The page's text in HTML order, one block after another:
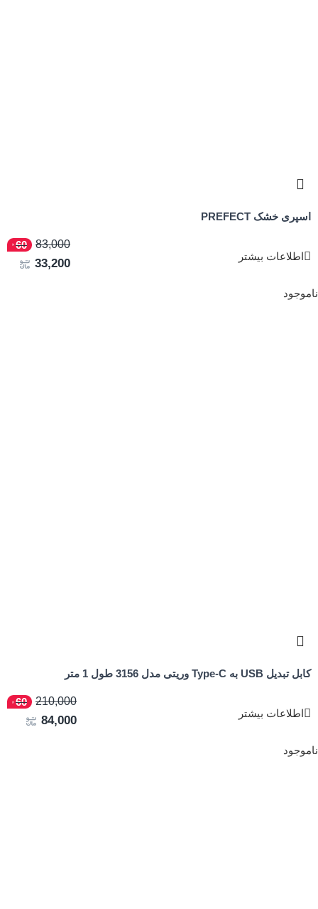
اسپری خشک PREFECT
اطلاعات بیشتر
83,000
60
33,200
ناموجود
کابل تبدیل USB به Type-C وریتی مدل 3156 طول 1 متر
اطلاعات بیشتر
210,000
60
84,000
ناموجود